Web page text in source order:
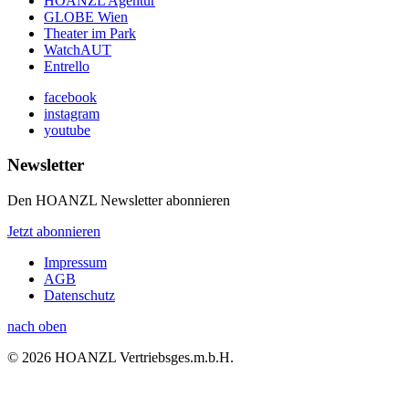
GLOBE Wien
Theater im Park
WatchAUT
Entrello
facebook
instagram
youtube
Newsletter
Den HOANZL Newsletter abonnieren
Jetzt abonnieren
Impressum
AGB
Datenschutz
nach oben
© 2026 HOANZL Vertriebsges.m.b.H.